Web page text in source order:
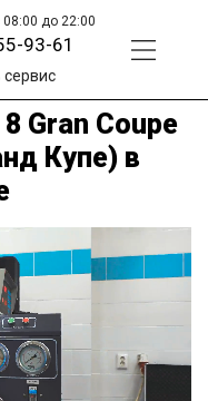
до 22:00
93-61
Gran Coupe
Купе) в